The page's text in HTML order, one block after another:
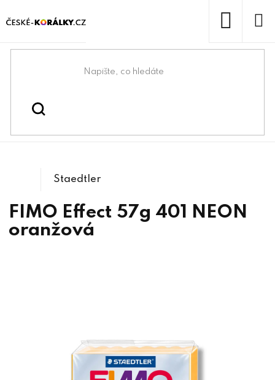
na
Domů
Kreativní tvoření
/ Fimo /
FIMO Effect 57g 401 NEON
oranžová
Staedtler